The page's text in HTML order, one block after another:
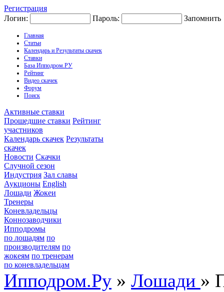
Регистрация
Логин:
Пароль: Запомнить
Главная
Статьи
Календарь и Результаты скачек
Ставки
База Ипподром.РУ
Рейтинг
Видео скачек
Форум
Поиск
Активные ставки
Прошедшие ставки Рейтинг
участников
Календарь скачек Результаты
скачек
Новости Скачки
Случной сезон
Индустрия Зал славы
Аукционы English
Лошади Жокеи
Тренеры
Коневладельцы
Коннозаводчики
Ипподромы
по лошадям по
производителям по
жокеям по тренерам
по коневладельцам
Ипподром.Ру » Лошади »